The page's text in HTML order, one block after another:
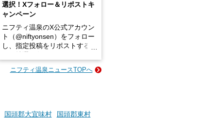
選択！Xフォロー＆リポストキ
ャンペーン
ニフティ温泉のX公式アカウン
ト（@niftyonsen）をフォロー
し、指定投稿をリポストする
GIFT500円分をプレゼントい
ニフティ温泉ニュースTOPへ
国頭郡大宜味村
国頭郡東村